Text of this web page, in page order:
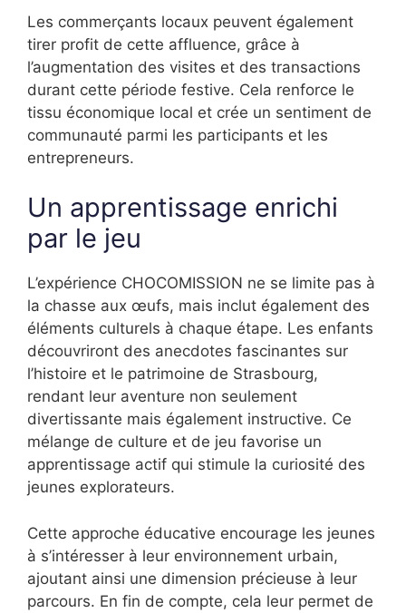
Les commerçants locaux peuvent également
tirer profit de cette affluence, grâce à
l’augmentation des visites et des transactions
durant cette période festive. Cela renforce le
tissu économique local et crée un sentiment de
communauté parmi les participants et les
entrepreneurs.
Un apprentissage enrichi
par le jeu
L’expérience CHOCOMISSION ne se limite pas à
la chasse aux œufs, mais inclut également des
éléments culturels à chaque étape. Les enfants
découvriront des anecdotes fascinantes sur
l’histoire et le patrimoine de Strasbourg,
rendant leur aventure non seulement
divertissante mais également instructive. Ce
mélange de culture et de jeu favorise un
apprentissage actif qui stimule la curiosité des
jeunes explorateurs.
Cette approche éducative encourage les jeunes
à s’intéresser à leur environnement urbain,
ajoutant ainsi une dimension précieuse à leur
parcours. En fin de compte, cela leur permet de